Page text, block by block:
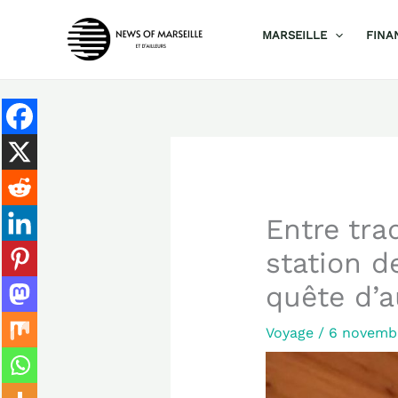
MARSEILLE
Entre
station
quête
Voyage/ 6